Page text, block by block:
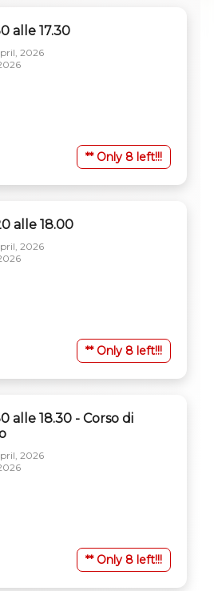
alle 17.30
2026
** Only 8 left!!!
alle 18.00
2026
** Only 8 left!!!
alle 18.30 - Corso di
2026
** Only 8 left!!!